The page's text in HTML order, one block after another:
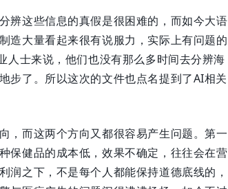
辨这些信息的真假是很困难的，而如今大语
造大量看起来很有说服力，实际上有问题的
人士来说，他们也没有那么多时间去分辨海
步了。所以这次的文件也点名提到了AI相关
，而这两个方向又都很容易产生问题。第一
保健品的成本低，效果不确定，往往会在营
润之下，不是每个人都能保持道德底线的，